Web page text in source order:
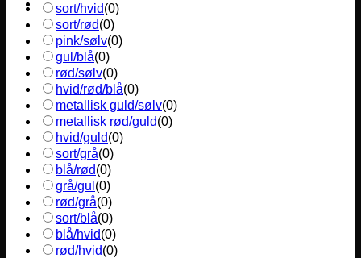
sort/hvid(0)
sort/rød(0)
pink/sølv(0)
gul/blå(0)
rød/sølv(0)
hvid/rød/blå(0)
metallisk guld/sølv(0)
metallisk rød/guld(0)
hvid/guld(0)
sort/grå(0)
blå/rød(0)
grå/gul (0)
rød/grå(0)
sort/blå(0)
blå/hvid(0)
rød/hvid(0)